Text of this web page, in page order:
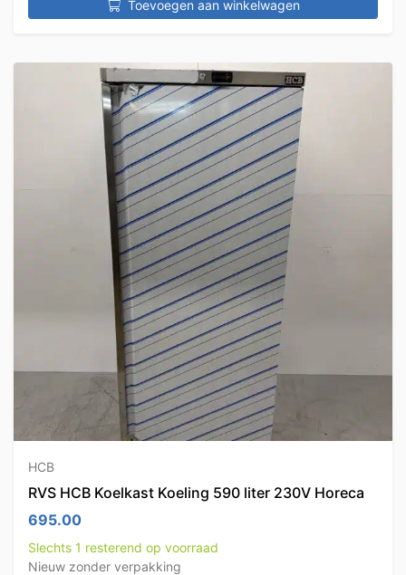
Toevoegen aan winkelwagen
HCB
RVS HCB Koelkast Koeling 590 liter 230V Horeca
695.00
Slechts 1 resterend op voorraad
Nieuw zonder verpakking